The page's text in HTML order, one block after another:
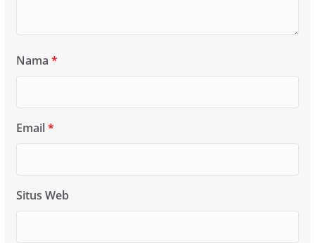
Nama *
Email*
Situs Web